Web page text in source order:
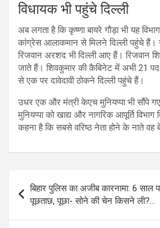
विधायक भी पहुंचे दिल्ली
अब लगता है कि कृष्णा बायरे गौड़ा भी यह
कांग्रेस आलाकमान से मिलने दिल्ली पहुंचे हैं।
रिजवान अरशद भी दिल्ली आए हैं। रिजवान
जाते हैं। शिवकुमार की कैबिनेट में अभी 21 पद
से एक पर दावेदावी ठोकने दिल्ली पहुंचे हैं।
उधर एक और मंत्री केएच मुनियप्पा भी सौंपे
मुनियप्पा को खाद्य और नागरिक आपूर्ति
कहना है कि सबसे वरिष्ठ नेता होने के नाते वह
navigation
बिहार पुलिस का अजीब कारनामा: 6
पूछताछ, पूछा- सोने की चेन किसने ली?…